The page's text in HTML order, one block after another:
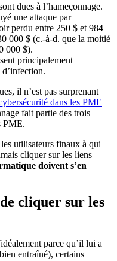
dues à l’hameçonnage.
une attaque par
perdu entre 250 $ et 984
000 $ (c.-à-d. que la moitié
000 $).
principalement
d’infection.
il n’est pas surprenant
dans les PME
fait partie des trois
PME.
utilisateurs finaux à qui
cliquer sur les liens
doivent s’en
cliquer sur les
parce qu’il lui a
entraîné), certains